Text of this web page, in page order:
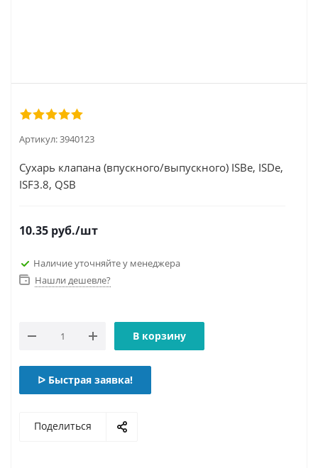
Артикул:3940123
Сухарь клапана (впускного/выпускного) ISBe, ISDe,
ISF3.8, QSB
10.35 руб./шт
Наличие уточняйте у менеджера
Нашли дешевле?
В корзину
ᐅ Быстрая заявка!
Поделиться